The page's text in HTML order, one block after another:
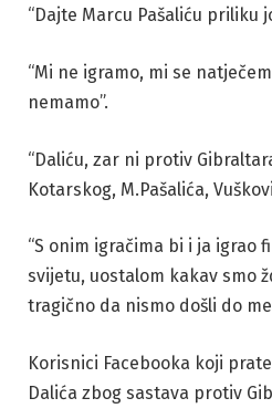
“Dajte Marcu Pašaliću priliku
“Mi ne igramo, mi se
nemamo”.
“Daliću, zar ni protiv
Kotarskog, M.Pašalića,
“S onim igračima bi i ja igrao
svijetu, uostalom kakav smo
tragično da nismo došli do
Korisnici Facebooka koji
Dalića zbog sastava protiv